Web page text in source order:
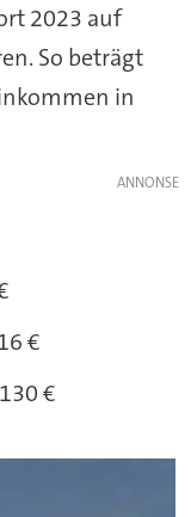
2023 auf
So beträgt
in
€
€